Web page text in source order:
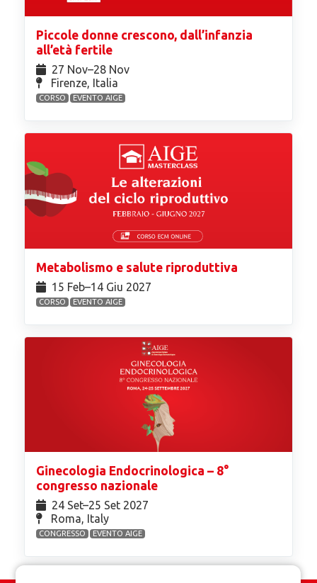
Piccole donne crescono, dall’infanzia
all’età fertile
27 Nov⁠–28 Nov
Firenze, Italia
CORSO EVENTO AIGE
Metabolismo e salute riproduttiva
15 Feb⁠–14 Giu 2027
CORSO EVENTO AIGE
Ginecologia Endocrinologica – 8°
congresso nazionale
24 Set⁠–25 Set 2027
Roma, Italy
CONGRESSO EVENTO AIGE